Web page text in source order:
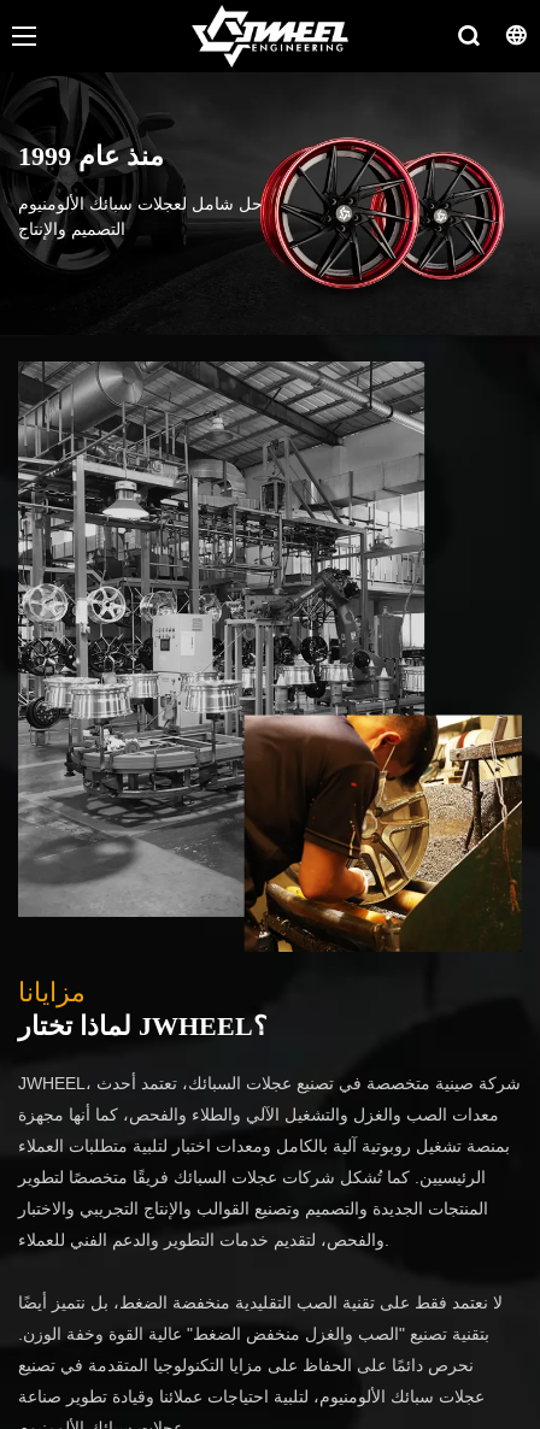
منذ عام 1999
حل شامل لعجلات سبائك الألومنيوم
التصميم والإنتاج
مزايانا
لماذا تختار JWHEEL؟
JWHEEL، شركة صينية متخصصة في تصنيع عجلات السبائك، تعتمد أحدث
معدات الصب والغزل والتشغيل الآلي والطلاء والفحص، كما أنها مجهزة
بمنصة تشغيل روبوتية آلية بالكامل ومعدات اختبار لتلبية متطلبات العملاء
الرئيسيين. كما تُشكل شركات عجلات السبائك فريقًا متخصصًا لتطوير
المنتجات الجديدة والتصميم وتصنيع القوالب والإنتاج التجريبي والاختبار
والفحص، لتقديم خدمات التطوير والدعم الفني للعملاء.
لا نعتمد فقط على تقنية الصب التقليدية منخفضة الضغط، بل نتميز أيضًا
بتقنية تصنيع "الصب والغزل منخفض الضغط" عالية القوة وخفة الوزن.
نحرص دائمًا على الحفاظ على مزايا التكنولوجيا المتقدمة في تصنيع
عجلات سبائك الألومنيوم، لتلبية احتياجات عملائنا وقيادة تطوير صناعة